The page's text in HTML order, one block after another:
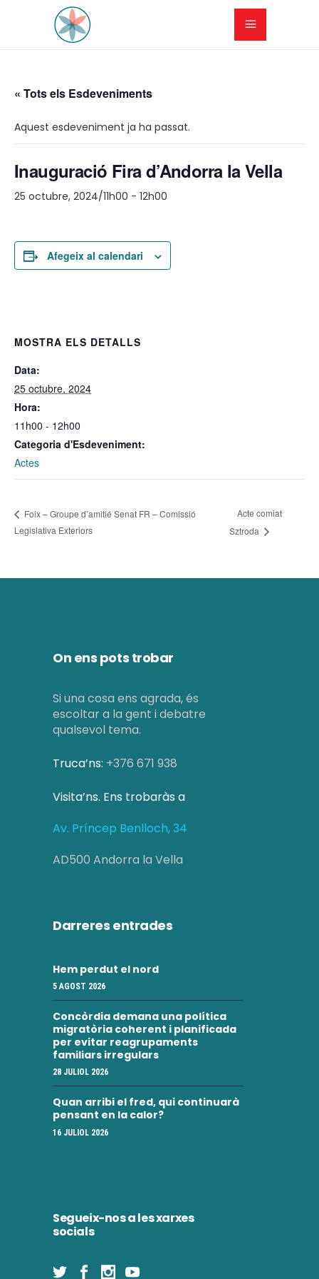
« Tots els Esdeveniments
Aquest esdeveniment ja ha passat.
Inauguració Fira d’Andorra la Vella
25 octubre, 2024/11h00 - 12h00
Afegeix al calendari
MOSTRA ELS DETALLS
Data:
25 octubre, 2024
Hora:
11h00 - 12h00
Categoria d'Esdeveniment:
Actes
Foix – Groupe d’amitié Senat FR – Comissió
Legislativa Exteriors
Acte comiat
Sztroda
On ens pots trobar
Si una cosa ens agrada, és
escoltar a la gent i debatre
qualsevol tema.
Truca’ns: +376 671 938
Visita’ns. Ens trobaràs a
Av. Príncep Benlloch, 34
AD500 Andorra la Vella
Darreres entrades
Hem perdut el nord
5 AGOST 2026
Concòrdia demana una política
migratòria coherent i planificada
per evitar reagrupaments
familiars irregulars
28 JULIOL 2026
Quan arribi el fred, qui continuarà
pensant en la calor?
16 JULIOL 2026
Segueix-nos a les xarxes
socials